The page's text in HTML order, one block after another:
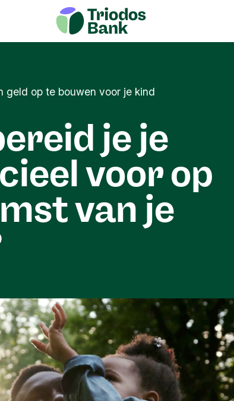
geld op te bouwen voor je kind
je je
voor op
van je